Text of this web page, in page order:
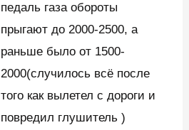
педаль газа обороты
прыгают до 2000-2500, а
раньше было от 1500-
2000(случилось всё после
того как вылетел с дороги и
повредил глушитель )